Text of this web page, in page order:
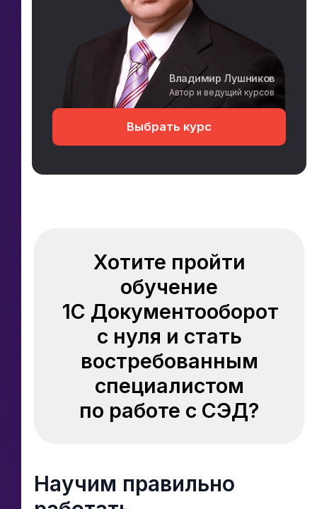
Выбрать курс
Владимир Лушников
Автор и ведущий курсов
Хотите пройти
обучение
1С Документооборот
с нуля и стать
востребованным
специалистом
по работе с СЭД?
Научим правильно